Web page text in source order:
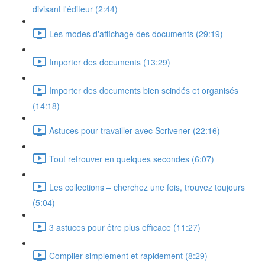
divisant l'éditeur (2:44)
Les modes d'affichage des documents (29:19)
Importer des documents (13:29)
Importer des documents bien scindés et organisés
(14:18)
Astuces pour travailler avec Scrivener (22:16)
Tout retrouver en quelques secondes (6:07)
Les collections – cherchez une fois, trouvez toujours
(5:04)
3 astuces pour être plus efficace (11:27)
Compiler simplement et rapidement (8:29)